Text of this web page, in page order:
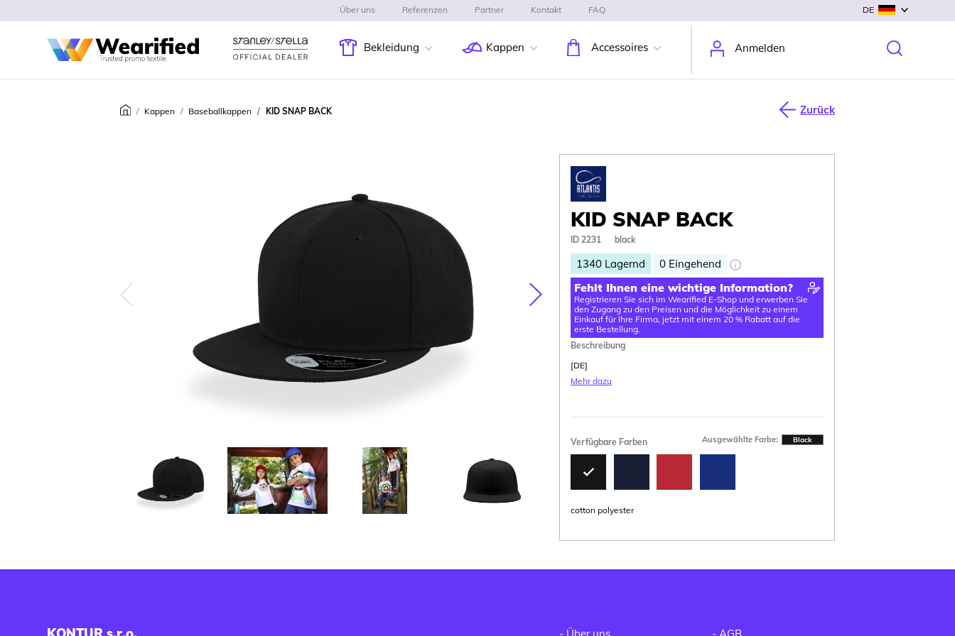
Bekleidung Kappen Accessoires Anmelden
Über uns Referenzen Partner Kontakt FAQ DE
Kappen Baseballkappen KID SNAP BACK Zurück
Predchádzajúca
Nasledujúca
KID SNAP BACK
ID 2231 black
1340 Lagernd 0 Eingehend
Fehlt Ihnen eine wichtige Information?
Registrieren Sie sich im Wearified E-Shop und erwerben Sie
den Zugang zu den Preisen und die Möglichkeit zu einem
Einkauf für Ihre Firma, jetzt mit einem 20 % Rabatt auf die
erste Bestellung.
Beschreibung
[DE]
Mehr dazu
Verfügbare Farben Ausgewählte Farbe: Black
cotton polyester